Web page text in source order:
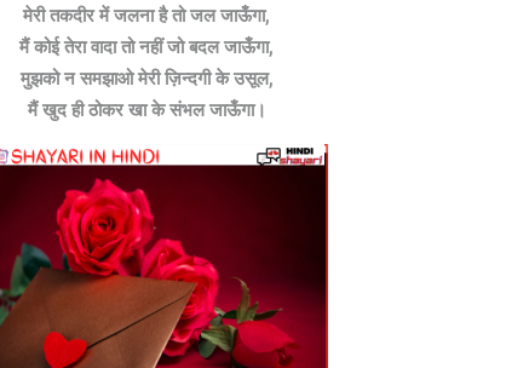
मेरी तकदीर में जलना है तो जल जाऊँगा,
मैं कोई तेरा वादा तो नहीं जो बदल जाऊँगा,
मुझको न समझाओ मेरी ज़िन्दगी के उसूल,
मैं खुद ही ठोकर खा के संभल जाऊँगा।